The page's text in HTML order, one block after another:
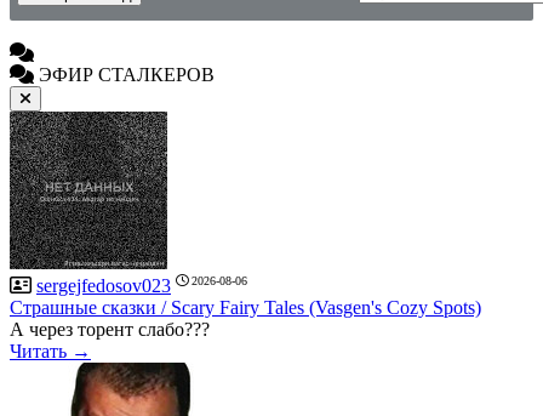
ЭФИР СТАЛКЕРОВ
sergejfedosov023 2026-08-06
Страшные сказки / Scary Fairy Tales (Vasgen's Cozy Spots)
А через торент слабо???
Читать →